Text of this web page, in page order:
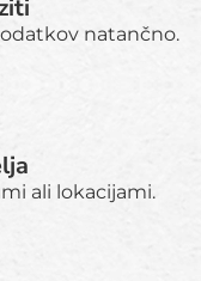
natančno.
ali lokacijami.